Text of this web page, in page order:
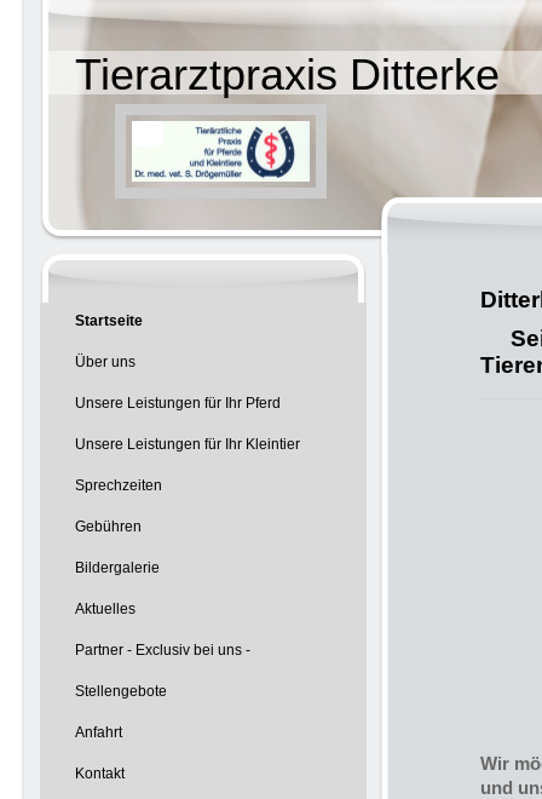
Tierarztpraxis Ditterke
Wir
und
Startseite
Über uns
Unsere Leistungen für Ihr Pferd
Unsere Leistungen für Ihr Kleintier
Sprechzeiten
Gebühren
Bildergalerie
Aktuelles
Partner - Exclusiv bei uns -
Stellengebote
Anfahrt
Kontakt